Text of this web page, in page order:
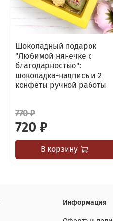
Шоколадный подарок
"Любимой нянечке с
благодарностью":
шоколадка-надпись и 2
конфеты ручной работы
770 ₽
720 ₽
В корзину
Информация